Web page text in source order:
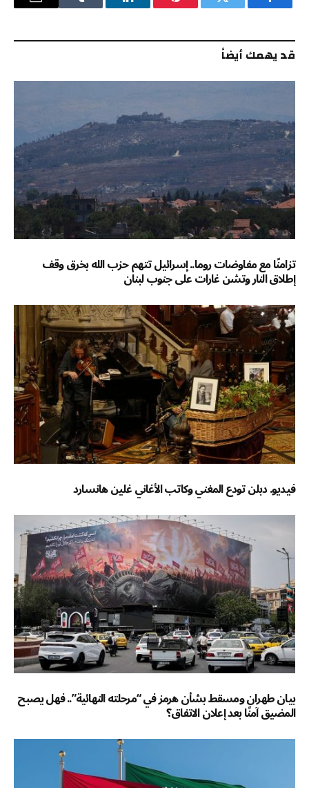
فيسبوك تويتر بينتيريستلينكدإن Tumblr
البريد
قد يهمك أيضاً
تزامنًا مع مفاوضات روما.. إسرائيل تتهم حزب الله بخرق وقف
إطلاق النار وتشن غارات على جنوب لبنان
فيديو. دبلن تودع المغني وكاتب الأغاني غلين هانسارد
بيان طهران ومسقط بشأن هرمز في “مرحلته النهائية”.. فهل يصبح
المضيق آمنًا بعد إعلان الاتفاق؟